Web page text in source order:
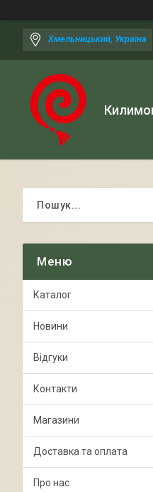
Хмельницький, Україна
Каталог
Новини
Відгуки
Контакти
Магазини
Доставка та оплата
Про нас